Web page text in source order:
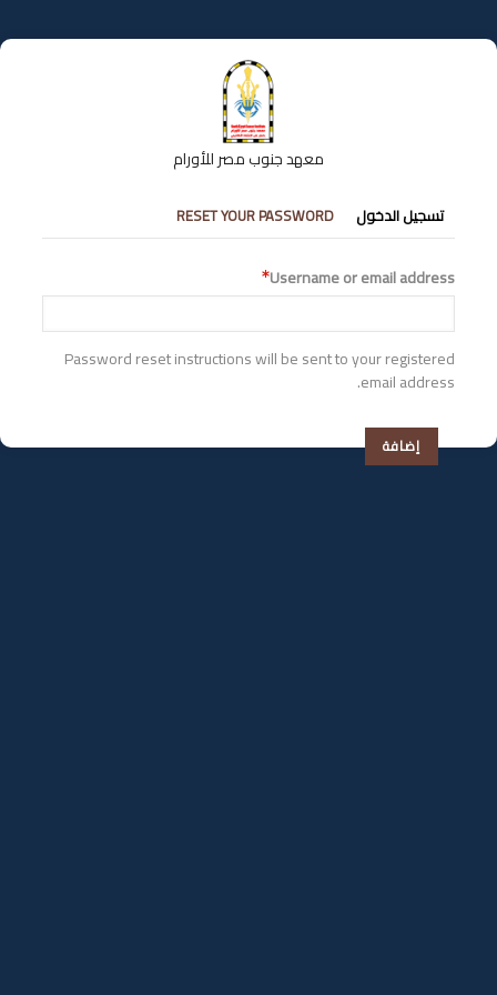
إلى
المحتوى
معهد جنوب مصر للأورام
التبويبات
الأساسية
تسجيل الدخول RESET YOUR PASSWORD
Username or email address
Password reset instructions will be sent to your registered
email address.